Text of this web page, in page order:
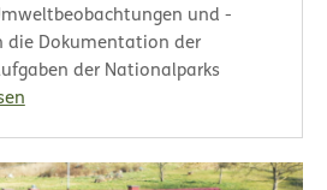
und -
die Dokumentation der
der Nationalparks